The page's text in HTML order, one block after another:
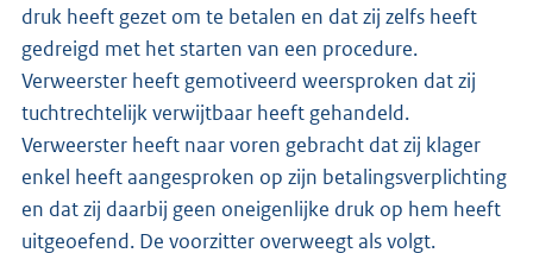
druk heeft gezet om te betalen en dat zij zelfs heeft
gedreigd met het starten van een procedure.
Verweerster heeft gemotiveerd weersproken dat zij
tuchtrechtelijk verwijtbaar heeft gehandeld.
Verweerster heeft naar voren gebracht dat zij klager
enkel heeft aangesproken op zijn betalingsverplichting
en dat zij daarbij geen oneigenlijke druk op hem heeft
uitgeoefend. De voorzitter overweegt als volgt.